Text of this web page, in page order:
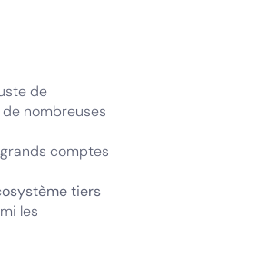
de
nombreuses
grands comptes
tiers
les